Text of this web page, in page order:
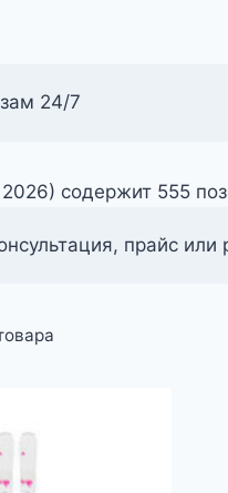
24/7
содержит 555
прайс или